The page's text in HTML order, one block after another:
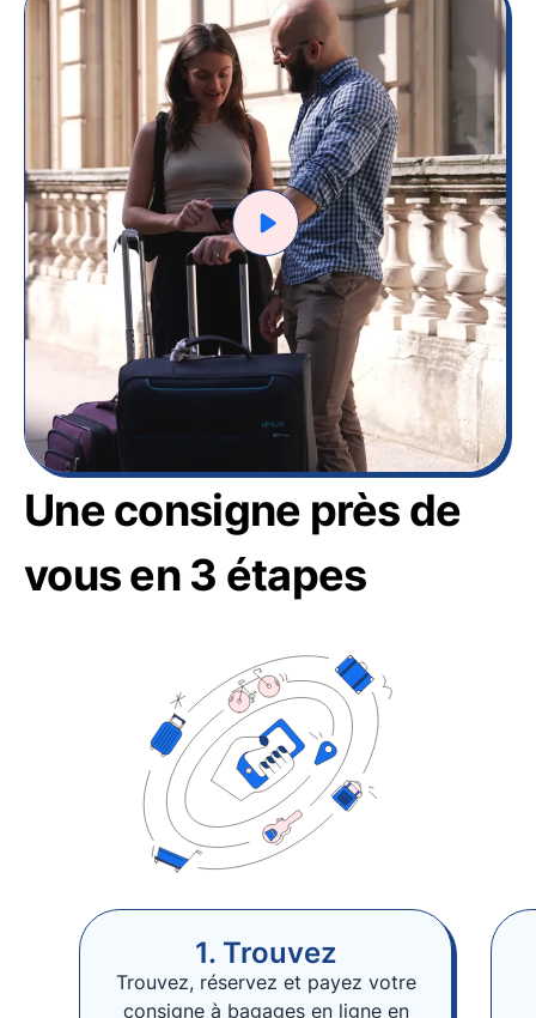
Une consigne près de
vous en 3 étapes
1. Trouvez
Trouvez, réservez et payez votre
consigne à bagages en ligne en